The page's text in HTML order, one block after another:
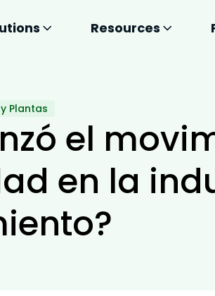
Resources
Plantas
el
en la